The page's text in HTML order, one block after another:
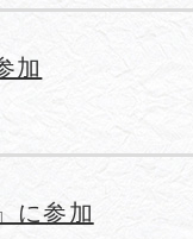
加
に参加